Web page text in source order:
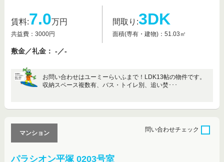
賃料:7.0万円
共益費：3000円
間取り:3DK
面積(専有・建物)：51.03㎡
敷金／礼金： -／-
お問い合わせはユーミーらいふまで！LDK13帖の物件です。
収納スペース複数有、バス・トイレ別、追い焚･･･
パラシオン平塚 0203号室
マンション
問い合わせチェック